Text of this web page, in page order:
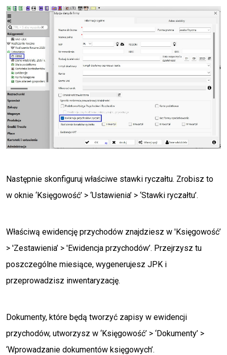
Następnie skonfiguruj właściwe stawki ryczałtu. Zrobisz to
w oknie ‘Księgowość’ > ‘Ustawienia’ > ‘Stawki ryczałtu’.
Właściwą ewidencję przychodów znajdziesz w 'Księgowość’
> 'Zestawienia’ > 'Ewidencja przychodów’. Przejrzysz tu
poszczególne miesiące, wygenerujesz JPK i
przeprowadzisz inwentaryzację.
Dokumenty, które będą tworzyć zapisy w ewidencji
przychodów, utworzysz w ‘Księgowość’ > ‘Dokumenty’ >
‘Wprowadzanie dokumentów księgowych’.